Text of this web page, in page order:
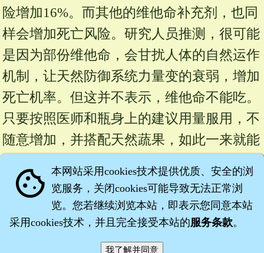
险增加16%。而其他的维他命补充剂，也同
样会增加死亡风险。研究人员推测，很可能
是因为部份维他命，会甘扰人体的自然运作
机制，让天然防御系统力量变的衰弱，增加
死亡机率。但这并不表示，维他命不能吃。
只要按照医师和瓶身上的建议用量服用，不
随意增加，并搭配天然蔬果，如此一来就能
http://tw.news.yahoo.com/article/url/
d/a/080417/79/ xh1h.html
cookie 本网站采用cookies技术提供优质、安全的浏
览服务，关闭cookies可能导致无法正常浏
览。您若继续浏览本站，即表示您同意本站
采用cookies技术，并且完全接受本站的服务条款。